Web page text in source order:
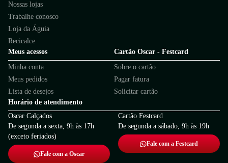
Nossas lojas
Trabalhe conosco
Loja da Águia
Recicalce
Meus acessos
Minha conta
Meus pedidos
Lista de desejos
Cartão Oscar - Festcard
Sobre o cartão
Pagar fatura
Solicitar cartão
Horário de atendimento
Oscar Calçados
De segunda a sexta, 9h às 17h
(exceto feriados)
Fale com a Oscar
Cartão Festcard
De segunda a sábado, 9h às 19h
Fale com a Festcard